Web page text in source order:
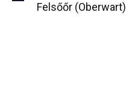
Felsőőr (Oberwart)